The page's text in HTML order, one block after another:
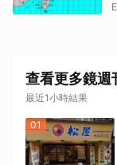
查看更多鏡週
最近1小時結果
01